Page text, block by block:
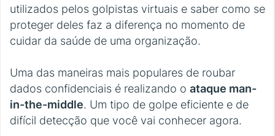
utilizados pelos golpistas virtuais e saber como se
proteger deles faz a diferença no momento de
cuidar da saúde de uma organização.
Uma das maneiras mais populares de roubar
dados confidenciais é realizando o ataque man-
in-the-middle. Um tipo de golpe eficiente e de
difícil detecção que você vai conhecer agora.